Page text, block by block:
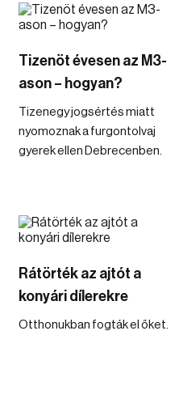
Tizenöt évesen az M3-
ason – hogyan?
Tizenegy jogsértés miatt
nyomoznak a furgontolvaj
gyerek ellen Debrecenben.
Rátörték az ajtót a
konyári dílerekre
Otthonukban fogták el őket.